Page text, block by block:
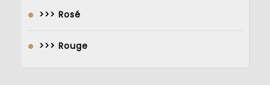
>>> Rosé
>>> Rouge